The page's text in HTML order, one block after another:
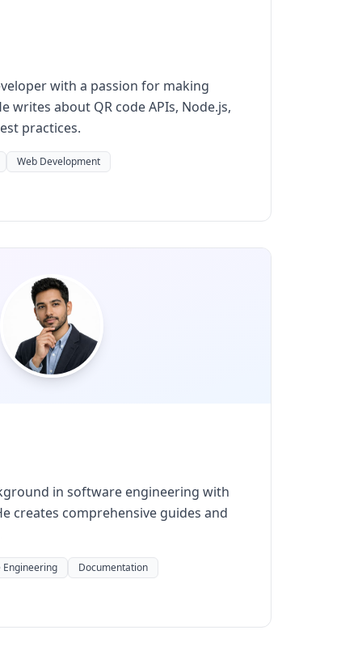
with a passion for making
writes about QR code APIs, Node.js,
practices.
Web Development
in software engineering with
creates comprehensive guides and
Engineering Documentation